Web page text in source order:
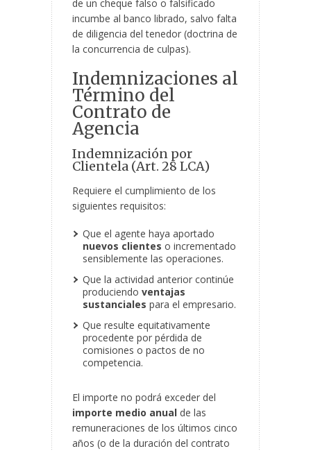
de un cheque falso o falsificado
incumbe al banco librado, salvo falta
de diligencia del tenedor (doctrina de
la concurrencia de culpas).
Indemnizaciones al
Término del
Contrato de
Agencia
Indemnización por
Clientela (Art. 28 LCA)
Requiere el cumplimiento de los
siguientes requisitos:
Que el agente haya aportado
nuevos clientes o incrementado
sensiblemente las operaciones.
Que la actividad anterior continúe
produciendo ventajas
sustanciales para el empresario.
Que resulte equitativamente
procedente por pérdida de
comisiones o pactos de no
competencia.
El importe no podrá exceder del
importe medio anual de las
remuneraciones de los últimos cinco
años (o de la duración del contrato